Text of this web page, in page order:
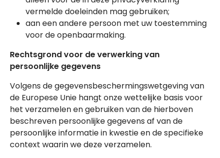
vermelde doeleinden mag gebruiken;
aan een andere persoon met uw toestemming
voor de openbaarmaking.
Rechtsgrond voor de verwerking van
persoonlijke gegevens
Volgens de gegevensbeschermingswetgeving van
de Europese Unie hangt onze wettelijke basis voor
het verzamelen en gebruiken van de hierboven
beschreven persoonlijke gegevens af van de
persoonlijke informatie in kwestie en de specifieke
context waarin we deze verzamelen.